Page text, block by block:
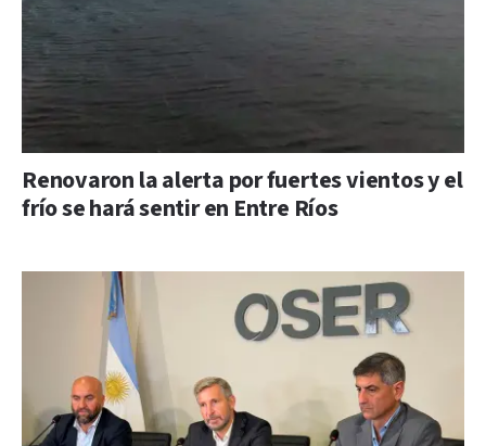
Renovaron la alerta por fuertes vientos y el
frío se hará sentir en Entre Ríos